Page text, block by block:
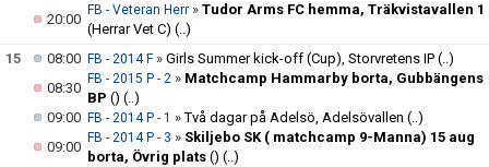
20:00
FB - Veteran Herr » Tudor Arms FC hemma, Träkvistavallen 1
(Herrar Vet C) (..)
15
08:00 FB - 2014 F» Girls Summer kick-off (Cup), Storvretens IP (..)
08:30
FB - 2015 P - 2 » Matchcamp Hammarby borta, Gubbängens
BP () (..)
09:00 FB - 2014 P - 1 »Två dagar på Adelsö, Adelsövallen (..)
09:00
FB - 2014 P - 3 » Skiljebo SK ( matchcamp 9-Manna) 15 aug
borta, Övrig plats () (..)